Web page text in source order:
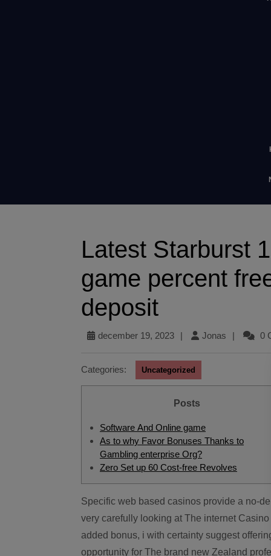
Latest Starburst
game percent
deposit
december 19, 2023 | Jonas | 0
Categories: Uncategorized
Posts
Software And Online game
As to why Favor Bonuses Thanks to
Gambling enterprise Org?
Zero Set up 60 Cost-free Revolves
Specific web based casinos provide a no-deposit incentive that may be advertised instantly. After
very carefully looking at The internet
added bonus, i with certainty suggest
opportunity for The brand new Zealand